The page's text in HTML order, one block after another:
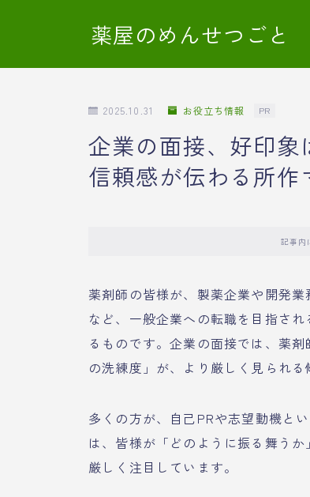
薬屋のめんせつごと
2025.10.31 お役立ち情報 PR
企業の面接、好印
信頼感が伝わる所作
記事内
薬剤師の皆様が、製薬企業や開発
など、一般企業への転職を目指さ
るものです。企業の面接では、薬
の洗練度」が、より厳しく見られる
多くの方が、自己PRや志望動機と
は、皆様が「どのように振る舞う
厳しく注目しています。